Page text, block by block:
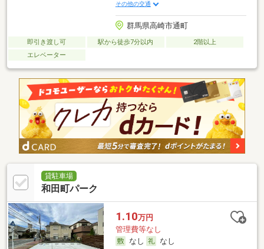
その他の交通
群馬県高崎市通町
即引き渡し可 駅から徒歩7分以内
2階以上
エレベーター
貸駐車場
和田町パーク
1.10万円
管理費等なし
なし
なし